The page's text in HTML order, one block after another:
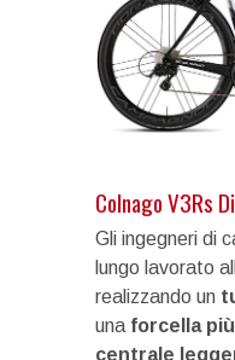
Colnago V3Rs
Gli ingegneri di
lungo lavorato
realizzando un
una forcella
centrale